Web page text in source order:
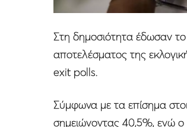
Στη δημοσιότητα έδωσαν
αποτελέσματος της
exit polls.
Σύμφωνα με τα επίσημα
σημειώνοντας 40,5%, ενώ ο